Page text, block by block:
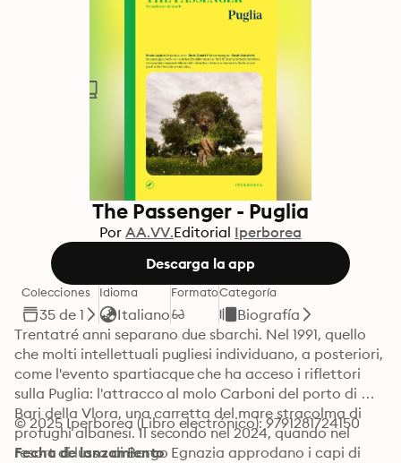
The Passenger - Puglia
Por AA.VV.Editorial Iperborea
Descarga la app
Colecciones
35 de 1
Idioma
Italiano
FormatoCategoría
Biografía
Trentatré anni separano due sbarchi. Nel 1991, quello
che molti intellettuali pugliesi individuano, a posteriori,
come l'evento spartiacque che ha acceso i riflettori
sulla Puglia: l'attracco al molo Carboni del porto di
Bari della Vlora, una carretta del mare stracolma di
profughi albanesi. Il secondo nel 2024, quando nel
resort di lusso di Borgo Egnazia approdano i capi di
© 2025 Iperborea (Libro electrónico): 9791281724150
Fecha de lanzamiento